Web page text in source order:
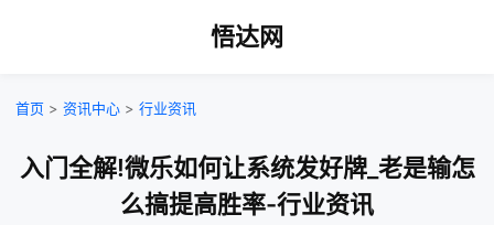
悟达网
首页 > 资讯中心 > 行业资讯
入门全解!微乐如何让系统发好牌_老是输怎
么搞提高胜率-行业资讯